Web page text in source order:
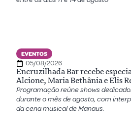
EVENTOS
05/08/2026
Encruzilhada Bar recebe
Alcione, Maria Bethânia e Elis
Programação reúne shows
durante o mês de agosto, com
da cena musical de Manaus.